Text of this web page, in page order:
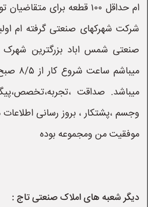
ام حداقل ۱۰۰ قطعه برای
شرکت شهرکهای صنعتی گرفته ام
صنعتی شمس اباد بزرگترین شهرک
میباشد. صداقت
وجسم ،پشتکار ، بروز رسانی
موفقیت من ومجموعه بوده
دیگر شعبه های املاک صنعتی تاج :